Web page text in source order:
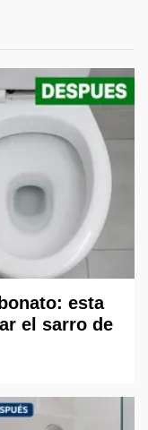
esta
el sarro de